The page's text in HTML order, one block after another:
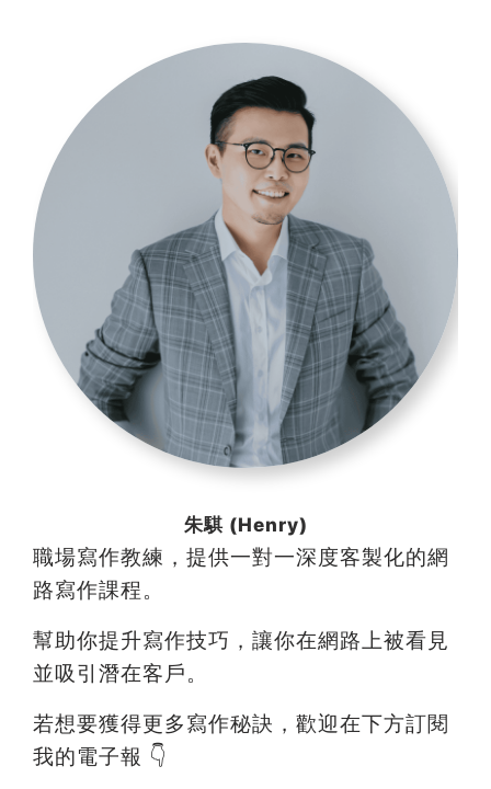
朱騏 (Henry)
職場寫作教練，提供一對一深度客製化的網
路寫作課程。
幫助你提升寫作技巧，讓你在網路上被看見
並吸引潛在客戶。
若想要獲得更多寫作秘訣，歡迎在下方訂閱
我的電子報 👇